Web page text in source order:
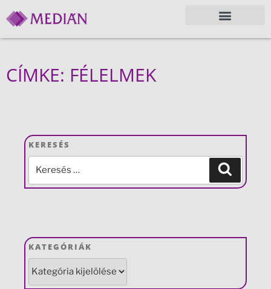
CÍMKE: FÉLELMEK
KERESÉS
KATEGÓRIÁK